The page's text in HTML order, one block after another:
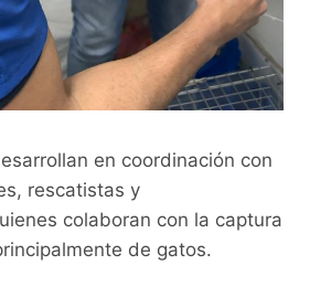
en coordinación con
rescatistas y
colaboran con la captura
de gatos.